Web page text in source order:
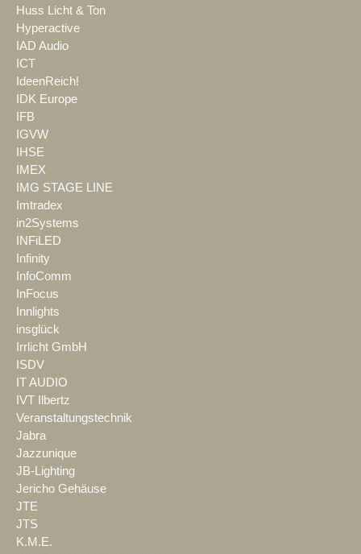
Huss Licht & Ton
Hyperactive
IAD Audio
ICT
IdeenReich!
IDK Europe
IFB
IGVW
IHSE
IMEX
IMG STAGE LINE
Imtradex
in2Systems
INFiLED
Infinity
InfoComm
InFocus
Innlights
insglück
Irrlicht GmbH
ISDV
IT AUDIO
IVT Ilbertz
Veranstaltungstechnik
Jabra
Jazzunique
JB-Lighting
Jericho Gehäuse
JTE
JTS
K.M.E.